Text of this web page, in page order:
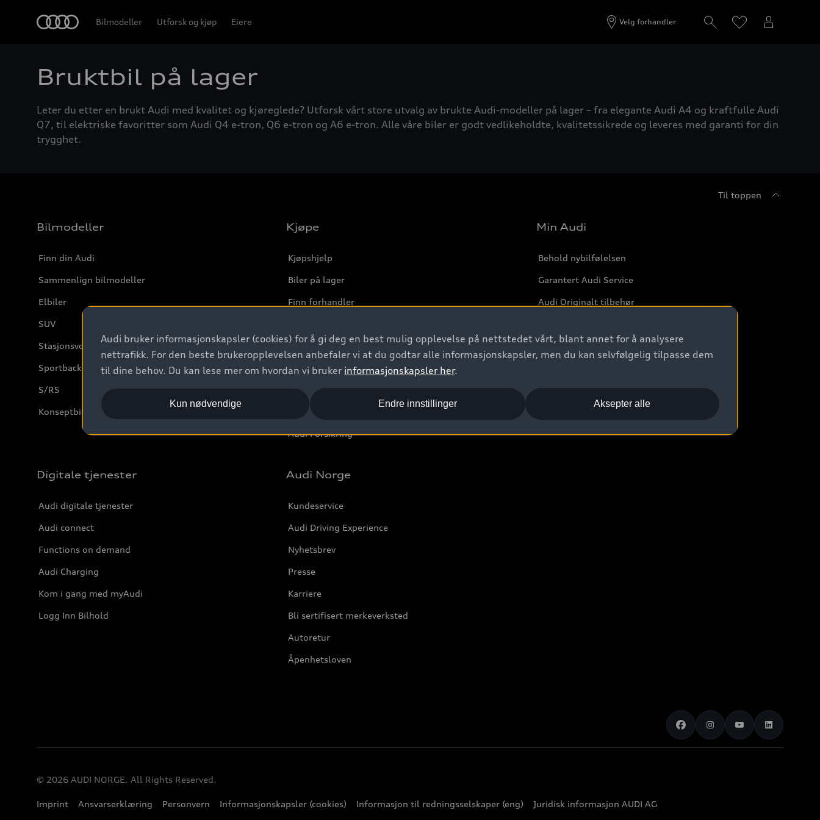
Bilmodeller Utforsk og kjøp Eiere Velg forhandler
Bruktbil på lager
Leter du etter en brukt Audi med kvalitet og kjøreglede? Utforsk vårt store utvalg av brukte Audi-modeller på lager – fra elegante Audi A4 og kraftfulle Audi
Q7, til elektriske favoritter som Audi Q4 e-tron, Q6 e-tron og A6 e-tron. Alle våre biler er godt vedlikeholdte, kvalitetssikrede og leveres med garanti for din
trygghet.
Til toppen
Bilmodeller
Finn din Audi
Sammenlign bilmodeller
Elbiler
SUV
Stasjonsvogn
Sportback
S/RS
Konseptbiler og prototyper
Kjøpe
Kjøpshjelp
Biler på lager
Finn forhandler
Kontakt forhandler
Prislister
Leasing
Bilgarantier
Audi Forsikring
Min Audi
Behold nybilfølelsen
Garantert Audi Service
Audi Originalt tilbehør
Digitale tjenester
Audi digitale tjenester
Audi connect
Functions on demand
Audi Charging
Kom i gang med myAudi
Logg Inn Bilhold
Audi Norge
Kundeservice
Audi Driving Experience
Nyhetsbrev
Presse
Karriere
Bli sertifisert merkeverksted
Autoretur
Åpenhetsloven
© 2026 AUDI NORGE. All Rights Reserved.
Imprint Ansvarserklæring Personvern Informasjonskapsler (cookies) Informasjon til redningsselskaper (eng) Juridisk informasjon AUDI AG
Audi bruker informasjonskapsler (cookies) for å gi deg en best mulig opplevelse på nettstedet vårt, blant annet for å analysere
nettrafikk. For den beste brukeropplevelsen anbefaler vi at du godtar alle informasjonskapsler, men du kan selvfølgelig tilpasse dem
til dine behov. Du kan lese mer om hvordan vi bruker informasjonskapsler her.
Aksepter alle
Kun nødvendige Endre innstillinger